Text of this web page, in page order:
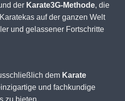
der Karate3G-Methode, die
auf der ganzen Welt
und gelassener Fortschritte
dem Karate
und fachkundige